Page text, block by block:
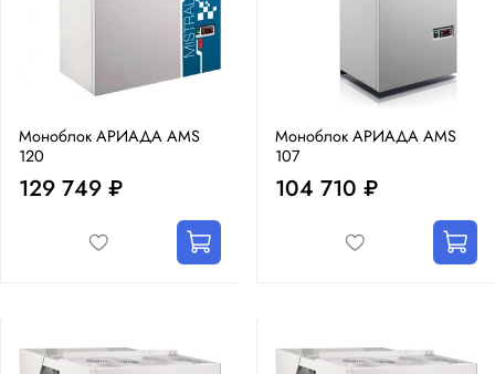
Моноблок АРИАДА AMS
120
129 749 ₽
Моноблок АРИАДА AMS
107
104 710 ₽